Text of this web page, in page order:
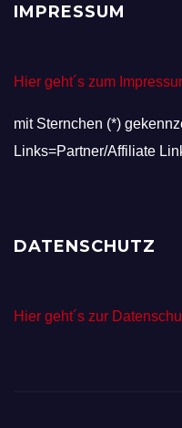
IMPRESSUM
Hier geht´s zum
mit Sternchen (*)
Links=Partner/Affiliate
DATENSCHUTZ
Hier geht´s zur